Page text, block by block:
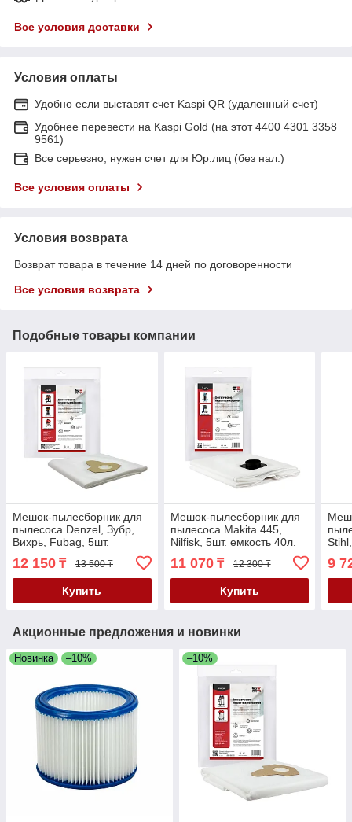
Все условия доставки
Условия оплаты
Удобно если выставят счет Kaspi QR (удаленный счет)
Удобнее перевести на Kaspi Gold (на этот 4400 4301 3358
9561)
Все серьезно, нужен счет для Юр.лиц (без нал.)
Все условия оплаты
Условия возврата
Возврат товара в течение 14 дней по договоренности
Все условия возврата
Подобные товары компании
Мешок-пылесборник для
пылесоса Denzel, Зубр,
Вихрь, Fubag, 5шт.
емкость 20л. (SBZ-2204/5)
12 150 ₸ 13 500 ₸
Купить
Мешок-пылесборник для
пылесоса Makita 445,
Nilfisk, 5шт. емкость 40л.
(SBM-3319/5)
11 070₸ 12 300 ₸
Купить
9
Акционные предложения и новинки
Новинка –10% –10%